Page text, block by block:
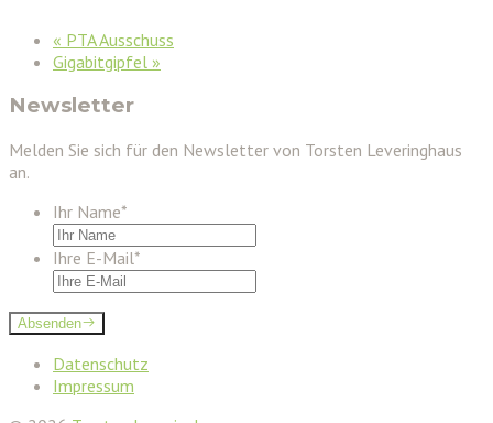
« PTA Ausschuss
Gigabitgipfel »
Newsletter
Melden Sie sich für den Newsletter von Torsten Leveringhaus
an.
Ihr Name*
Ihre E-Mail*
Absenden
Datenschutz
Impressum